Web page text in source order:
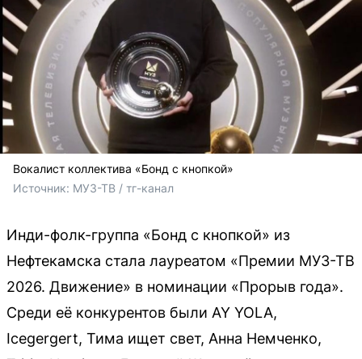
Вокалист коллектива «Бонд с кнопкой»
Источник: МУЗ-ТВ / тг-канал
Инди-фолк-группа «Бонд с кнопкой» из
Нефтекамска стала лауреатом «Премии МУЗ-ТВ
2026. Движение» в номинации «Прорыв года».
Среди её конкурентов были AY YOLA,
Icegergert, Тима ищет свет, Анна Немченко,